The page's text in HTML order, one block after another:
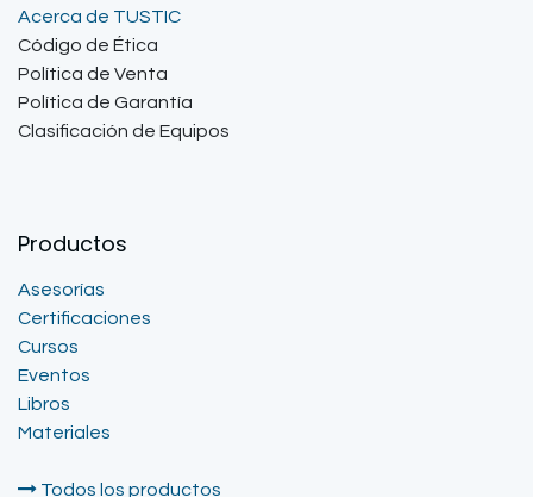
Acerca de TUSTIC
Código de Ética
Política de Venta
Política de Garantía
Clasificación de Equipos
Productos
Asesorías
Certificaciones
Cursos
Eventos
Libros
Materiales
Todos los productos